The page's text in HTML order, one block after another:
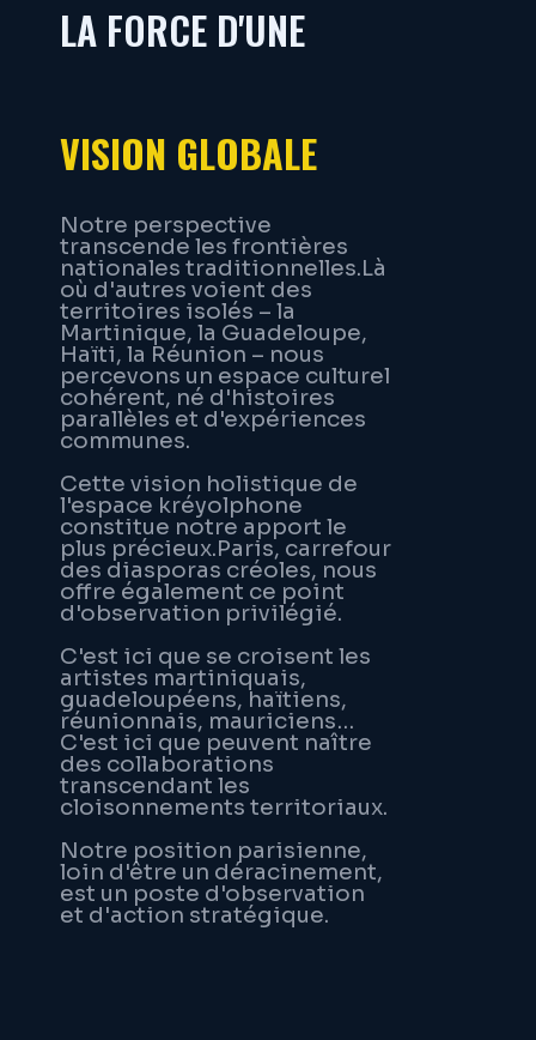
LA FORCE D'UNE
VISION GLOBALE
Notre perspective
transcende les frontières
nationales traditionnelles.Là
où d'autres voient des
territoires isolés – la
Martinique, la Guadeloupe,
Haïti, la Réunion – nous
percevons un espace culturel
cohérent, né d'histoires
parallèles et d'expériences
communes.
Cette vision holistique de
l'espace kréyolphone
constitue notre apport le
plus précieux.Paris, carrefour
des diasporas créoles, nous
offre également ce point
d'observation privilégié.
C'est ici que se croisent les
artistes martiniquais,
guadeloupéens, haïtiens,
réunionnais, mauriciens…
C'est ici que peuvent naître
des collaborations
transcendant les
cloisonnements territoriaux.
Notre position parisienne,
loin d'être un déracinement,
est un poste d'observation
et d'action stratégique.